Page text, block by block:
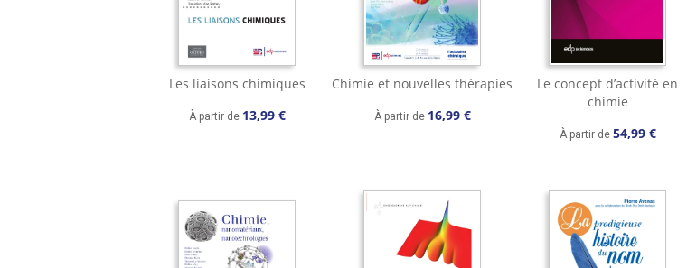
Les liaisons chimiques
À partir de 13,99 €
Chimie et nouvelles thérapies
À partir de 16,99 €
Le concept d’activité en
chimie
À partir de 54,99 €